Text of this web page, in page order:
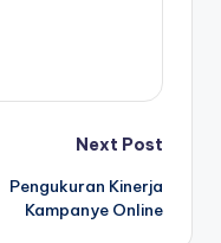
Next Post
Pengukuran Kinerja
Kampanye Online